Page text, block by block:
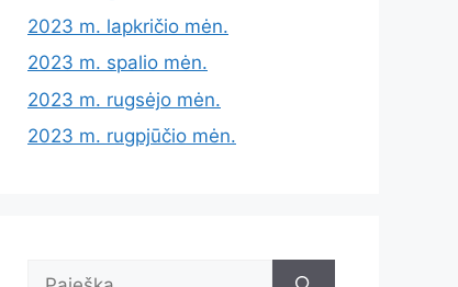
2023 m. lapkričio mėn.
2023 m. spalio mėn.
2023 m. rugsėjo mėn.
2023 m. rugpjūčio mėn.
Ieškoti: